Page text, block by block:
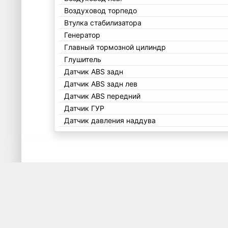
Воздуховод торпедо
Втулка стабилизатора
Генератор
Главный тормозной цилиндр
Глушитель
Датчик ABS задн
Датчик ABS задн лев
Датчик ABS передний
Датчик ГУР
Датчик давления наддува
Датчик давления топлива